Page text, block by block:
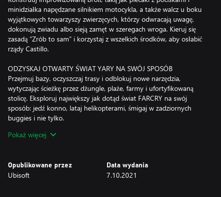
minidziałka napędzane silnikiem motocykla, a także walcz u boku
wyjątkowych towarzyszy zwierzęcych, którzy odwracają uwagę,
dokonują zwiadu albo sieją zamęt w szeregach wroga. Kieruj się
zasadą “Zrób to sam“ i korzystaj z wszelkich środków, aby osłabić
rządy Castillo.
ODZYSKAJ OTWARTY ŚWIAT YARY NA SWÓJ SPOSÓB
Przejmuj bazy, oczyszczaj trasy i odblokuj nowe narzędzia,
wytyczając ścieżkę przez dżungle, plaże, farmy i ufortyfikowaną
stolicę. Eksploruj największy jak dotąd świat FARCRY na swój
sposób: jedź konno, lataj helikopterami, śmigaj w zadziornych
buggies i nie tylko.
POPROWADŹ REBELIĘ
odblokuj ulepszenia, wytwarzaj sprzęt i zacieśnij sieć rebelii –
każda społeczność, której pomożesz, zbliża reżim Castillo do
Pokaż więcej
Opublikowane przez
Ubisoft
Data wydania
7.10.2021